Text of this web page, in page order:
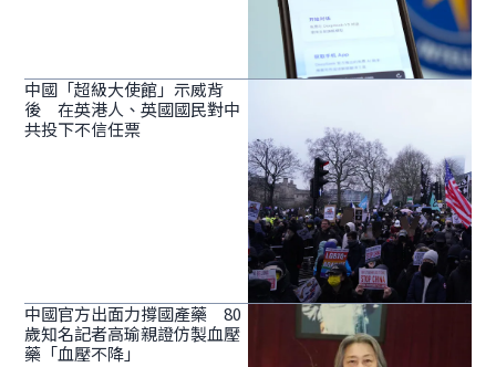
中國「超級大使館」示威背
後 在英港人、英國國民對中
共投下不信任票
中國官方出面力撐國產藥 80
歲知名記者高瑜親證仿製血壓
藥「血壓不降」